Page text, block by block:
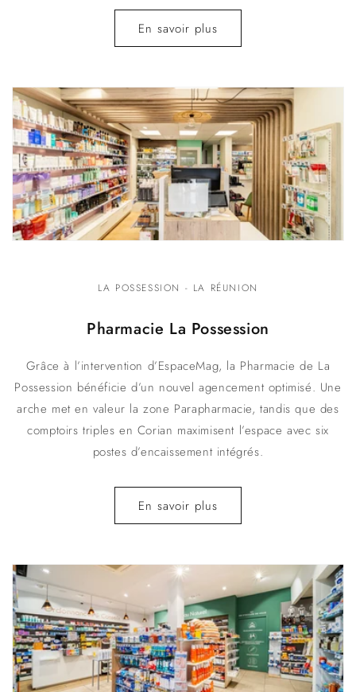
En savoir plus
LA POSSESSION - LA RÉUNION
Pharmacie La Possession
Grâce à l’intervention d’EspaceMag, la Pharmacie de La
Possession bénéficie d’un nouvel agencement optimisé. Une
arche met en valeur la zone Parapharmacie, tandis que des
comptoirs triples en Corian maximisent l’espace avec six
postes d’encaissement intégrés.
En savoir plus